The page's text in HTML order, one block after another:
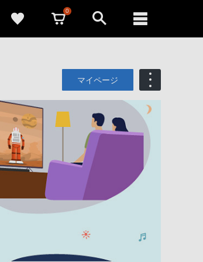
0
マイページ